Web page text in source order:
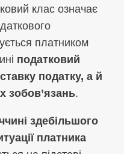
клас означає
платником
податковий
податку, а й
зобов’язань.
здебільшого
платника